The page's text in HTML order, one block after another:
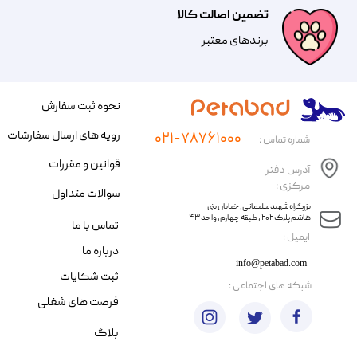
تضمین اصالت کالا
​​برندهای معتبر​​​​​​​
​ایمیل :
آدرس دفتر
مرکزی :
info@petabad.com
​​بزرگراه شهید سلیمانی، خیابان بنی
هاشم پلاک ۲۰۲ ، طبقه چهارم، واحد ۴۳
شماره تماس : ۰۲۱-۷۸۷۶۱۰۰۰
نحوه ثبت سفارش
رویه های ارسال سفارشات
قوانین و مقررات
سوالات متداول
تماس با ما
درباره ما
ثبت شکایات
فرصت های شغلی
​شبکه های اجتماعی :
بلاگ